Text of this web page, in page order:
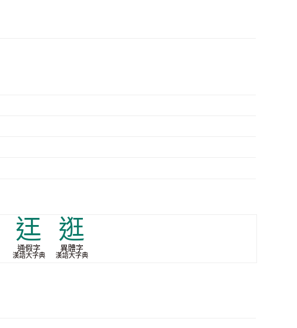
迋
通假字
漢語大字典
逛
異體字
漢語大字典